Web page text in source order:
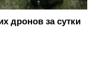
дронов за сутки